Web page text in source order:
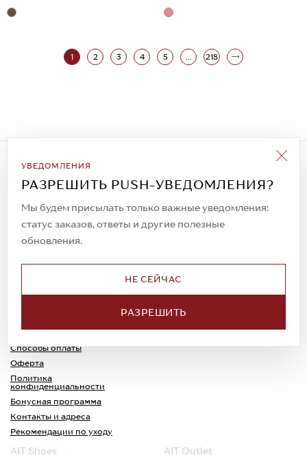
1 2 3 4 5 ... 218
УВЕДОМЛЕНИЯ
РАЗРЕШИТЬ PUSH-УВЕДОМЛЕНИЯ?
Мы будем присылать только важные уведомления:
статус заказов, ответы и другие полезные
обновления.
НЕ СЕЙЧАС
РАЗРЕШИТЬ
Подписаться на рассылку
Всегда будьте в курсе новых акций и
спецпредложений!
© 2023. AIT Shoes
Все права защищены
Доставка
Способы оплаты
Оферта
Политика
конфиденциальности
Обмен и возврат
Каспи-Ред
Бонусная программа
Контакты и адреса
Рекомендации по уходу
AIT Shoes AIT Outlet